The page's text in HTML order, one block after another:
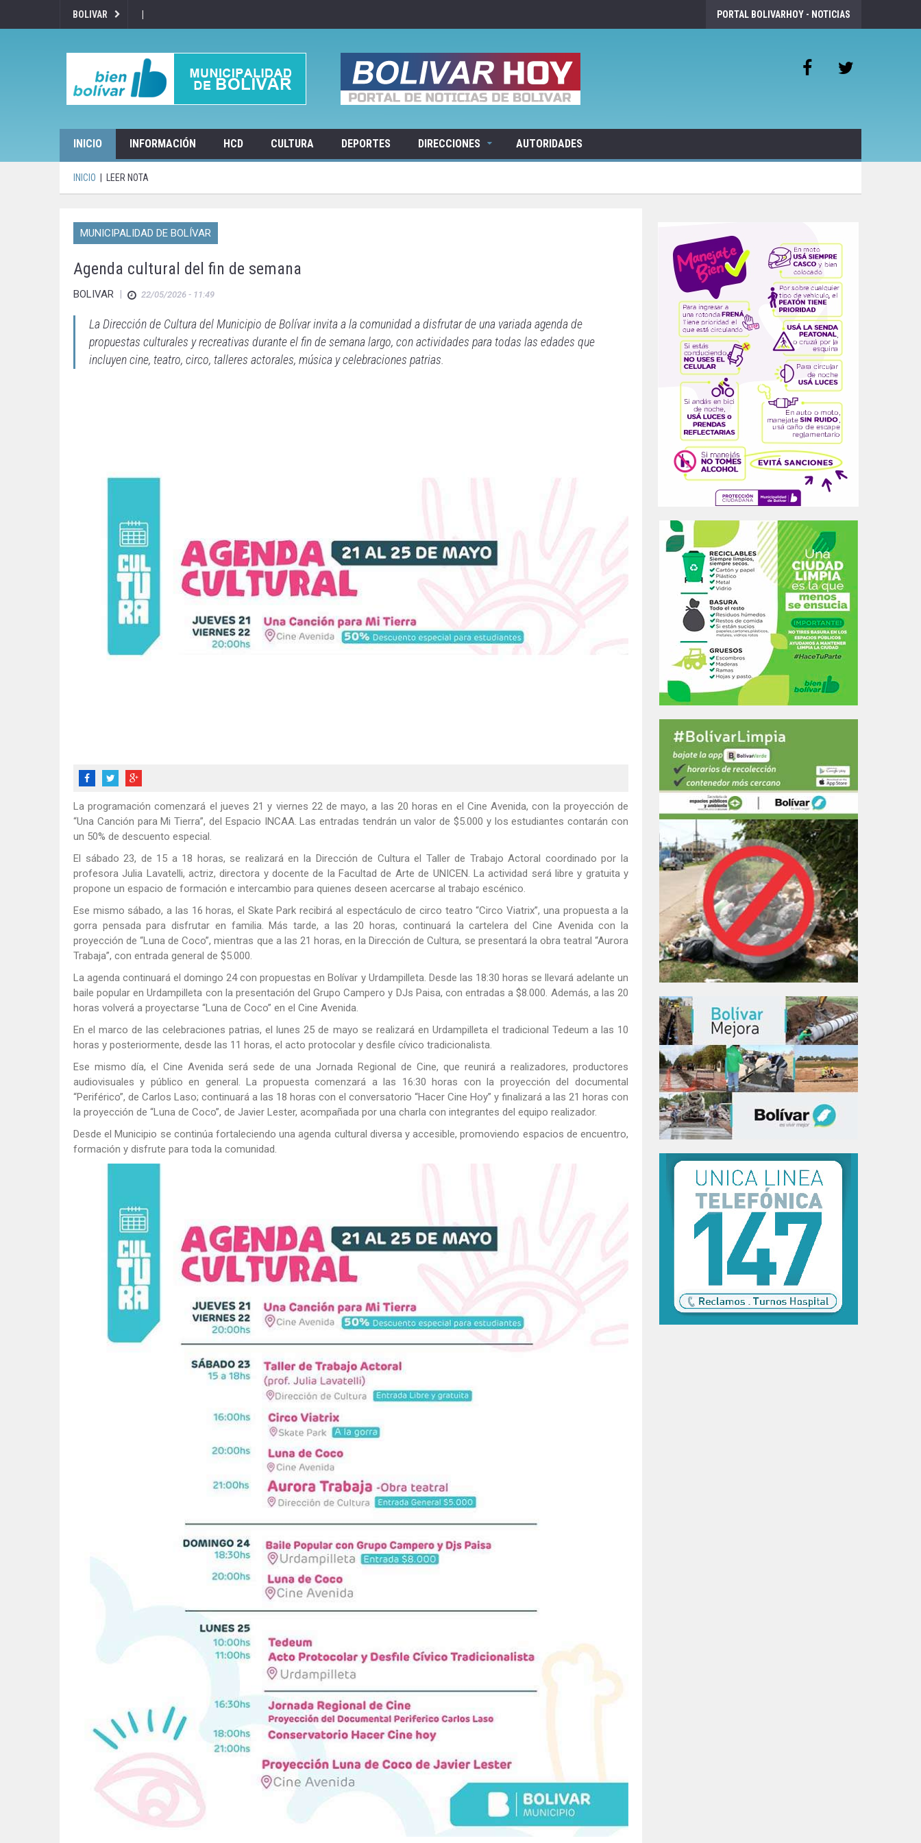
BOLIVAR | PORTAL BOLIVARHOY - NOTICIAS
INICIO INFORMACIÓN HCD CULTURA DEPORTES DIRECCIONES AUTORIDADES
INICIO LEER NOTA
MUNICIPALIDAD DE BOLÍVAR
Agenda cultural del fin de semana
BOLIVAR | 22/05/2026 - 11:49
La Dirección de Cultura del Municipio de Bolívar invita a la comunidad a disfrutar de una variada agenda de
propuestas culturales y recreativas durante el fin de semana largo, con actividades para todas las edades que
incluyen cine, teatro, circo, talleres actorales, música y celebraciones patrias.
La programación comenzará el jueves 21 y viernes 22 de mayo, a las 20 horas en el Cine Avenida, con la proyección de
“Una Canción para Mi Tierra”, del Espacio INCAA. Las entradas tendrán un valor de $5.000 y los estudiantes contarán con
un 50% de descuento especial.
El sábado 23, de 15 a 18 horas, se realizará en la Dirección de Cultura el Taller de Trabajo Actoral coordinado por la
profesora Julia Lavatelli, actriz, directora y docente de la Facultad de Arte de UNICEN. La actividad será libre y gratuita y
propone un espacio de formación e intercambio para quienes deseen acercarse al trabajo escénico.
Ese mismo sábado, a las 16 horas, el Skate Park recibirá al espectáculo de circo teatro “Circo Viatrix”, una propuesta a la
gorra pensada para disfrutar en familia. Más tarde, a las 20 horas, continuará la cartelera del Cine Avenida con la
proyección de “Luna de Coco”, mientras que a las 21 horas, en la Dirección de Cultura, se presentará la obra teatral “Aurora
Trabaja”, con entrada general de $5.000.
La agenda continuará el domingo 24 con propuestas en Bolívar y Urdampilleta. Desde las 18:30 horas se llevará adelante un
baile popular en Urdampilleta con la presentación del Grupo Campero y DJs Paisa, con entradas a $8.000. Además, a las 20
horas volverá a proyectarse “Luna de Coco” en el Cine Avenida.
En el marco de las celebraciones patrias, el lunes 25 de mayo se realizará en Urdampilleta el tradicional Tedeum a las 10
horas y posteriormente, desde las 11 horas, el acto protocolar y desfile cívico tradicionalista.
Ese mismo día, el Cine Avenida será sede de una Jornada Regional de Cine, que reunirá a realizadores, productores
audiovisuales y público en general. La propuesta comenzará a las 16:30 horas con la proyección del documental
“Periférico”, de Carlos Laso; continuará a las 18 horas con el conversatorio “Hacer Cine Hoy” y finalizará a las 21 horas con
la proyección de “Luna de Coco”, de Javier Lester, acompañada por una charla con integrantes del equipo realizador.
Desde el Municipio se continúa fortaleciendo una agenda cultural diversa y accesible, promoviendo espacios de encuentro,
formación y disfrute para toda la comunidad.